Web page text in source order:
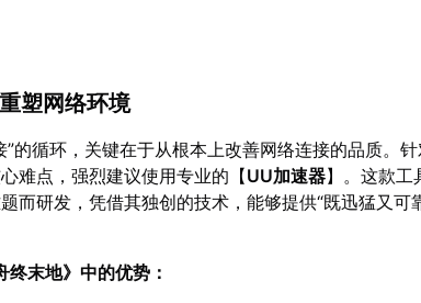
塑网络环境
”的循环，关键在于从根本上改善网络连接的品质。
难点，强烈建议使用专业的【UU加速器】。这款工
而研发，凭借其独创的技术，能够提供“既迅猛又可
终末地》中的优势：